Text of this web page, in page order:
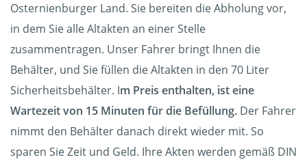
Osternienburger Land. Sie bereiten die Abholung vor,
in dem Sie alle Altakten an einer Stelle
zusammentragen. Unser Fahrer bringt Ihnen die
Behälter, und Sie füllen die Altakten in den 70 Liter
Sicherheitsbehälter. Im Preis enthalten, ist eine
Wartezeit von 15 Minuten für die Befüllung. Der Fahrer
nimmt den Behälter danach direkt wieder mit. So
sparen Sie Zeit und Geld. Ihre Akten werden gemäß DIN